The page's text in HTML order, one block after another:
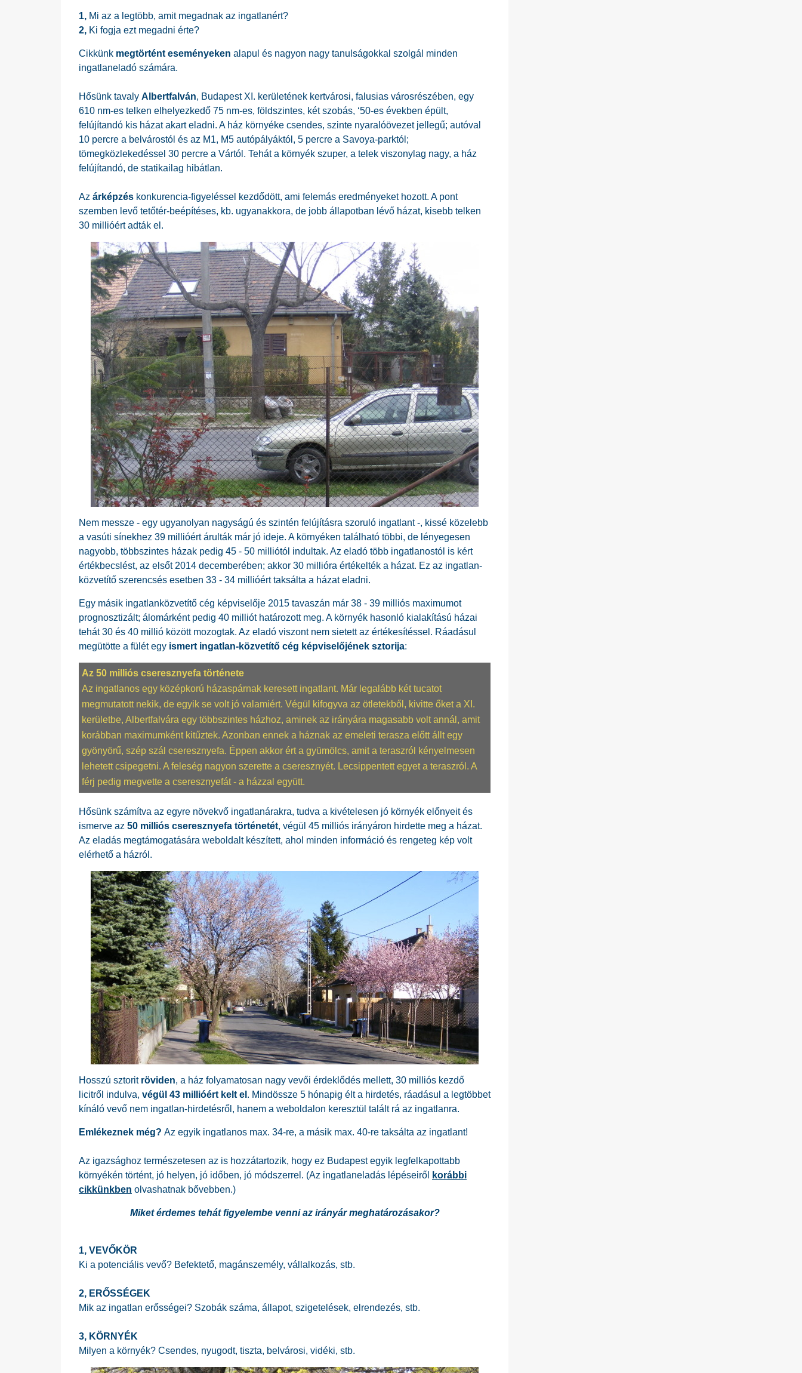
1, Mi az a legtöbb, amit megadnak az ingatlanért?
2, Ki fogja ezt megadni érte?
Cikkünk megtörtént eseményeken alapul és nagyon nagy tanulságokkal szolgál minden
ingatlaneladó számára.
Hősünk tavaly Albertfalván, Budapest XI. kerületének kertvárosi, falusias városrészében, egy
610 nm-es telken elhelyezkedő 75 nm-es, földszintes, két szobás, ‘50-es években épült,
felújítandó kis házat akart eladni. A ház környéke csendes, szinte nyaralóövezet jellegű; autóval
10 percre a belvárostól és az M1, M5 autópályáktól, 5 percre a Savoya-parktól;
tömegközlekedéssel 30 percre a Vártól. Tehát a környék szuper, a telek viszonylag nagy, a ház
felújítandó, de statikailag hibátlan.
Az árképzés konkurencia-figyeléssel kezdődött, ami felemás eredményeket hozott. A pont
szemben levő tetőtér-beépítéses, kb. ugyanakkora, de jobb állapotban lévő házat, kisebb telken
30 millióért adták el.
Nem messze - egy ugyanolyan nagyságú és szintén felújításra szoruló ingatlant -, kissé közelebb
a vasúti sínekhez 39 millióért árulták már jó ideje. A környéken található többi, de lényegesen
nagyobb, többszintes házak pedig 45 - 50 milliótól indultak. Az eladó több ingatlanostól is kért
értékbecslést, az elsőt 2014 decemberében; akkor 30 millióra értékelték a házat. Ez az ingatlan-
közvetítő szerencsés esetben 33 - 34 millióért taksálta a házat eladni.
Egy másik ingatlanközvetítő cég képviselője 2015 tavaszán már 38 - 39 milliós maximumot
prognosztizált; álomárként pedig 40 milliót határozott meg. A környék hasonló kialakítású házai
tehát 30 és 40 millió között mozogtak. Az eladó viszont nem sietett az értékesítéssel. Ráadásul
megütötte a fülét egy ismert ingatlan-közvetítő cég képviselőjének sztorija:
Az 50 milliós cseresznyefa története
Az ingatlanos egy középkorú házaspárnak keresett ingatlant. Már legalább két tucatot
megmutatott nekik, de egyik se volt jó valamiért. Végül kifogyva az ötletekből, kivitte őket a XI.
kerületbe, Albertfalvára egy többszintes házhoz, aminek az irányára magasabb volt annál, amit
korábban maximumként kitűztek. Azonban ennek a háznak az emeleti terasza előtt állt egy
gyönyörű, szép szál cseresznyefa. Éppen akkor ért a gyümölcs, amit a teraszról kényelmesen
lehetett csipegetni. A feleség nagyon szerette a cseresznyét. Lecsippentett egyet a teraszról. A
férj pedig megvette a cseresznyefát - a házzal együtt.
Hősünk számítva az egyre növekvő ingatlanárakra, tudva a kivételesen jó környék előnyeit és
ismerve az 50 milliós cseresznyefa történetét, végül 45 milliós irányáron hirdette meg a házat.
Az eladás megtámogatására weboldalt készített, ahol minden információ és rengeteg kép volt
elérhető a házról.
Hosszú sztorit röviden, a ház folyamatosan nagy vevői érdeklődés mellett, 30 milliós kezdő
licitről indulva, végül 43 millióért kelt el . Mindössze 5 hónapig élt a hirdetés, ráadásul a legtöbbet
kínáló vevő nem ingatlan-hirdetésről, hanem a weboldalon keresztül talált rá az ingatlanra.
Emlékeznek még? Az egyik ingatlanos max. 34-re, a másik max. 40-re taksálta az ingatlant!
Az igazsághoz természetesen az is hozzátartozik, hogy ez Budapest egyik legfelkapottabb
környékén történt, jó helyen, jó időben, jó módszerrel. (Az ingatlaneladás lépéseiről
korábbi
cikkünkben olvashatnak bővebben.)
Miket érdemes tehát figyelembe venni az irányár meghatározásakor?
1, VEVŐKÖR
Ki a potenciális vevő? Befektető, magánszemély, vállalkozás, stb.
2, ERŐSSÉGEK
Mik az ingatlan erősségei? Szobák száma, állapot, szigetelések, elrendezés, stb.
3, KÖRNYÉK
Milyen a környék? Csendes, nyugodt, tiszta, belvárosi, vidéki, stb.